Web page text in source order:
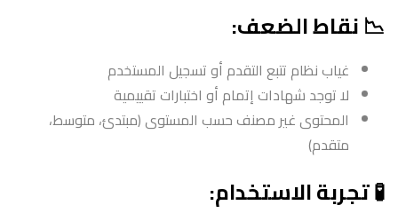
📉 نقاط الضعف:
غياب نظام تتبع التقدم أو تسجيل المستخدم
لا توجد شهادات إتمام أو اختبارات تقييمية
المحتوى غير مصنف حسب المستوى (مبتدئ، متوسط،
متقدم)
🧪 تجربة الاستخدام: